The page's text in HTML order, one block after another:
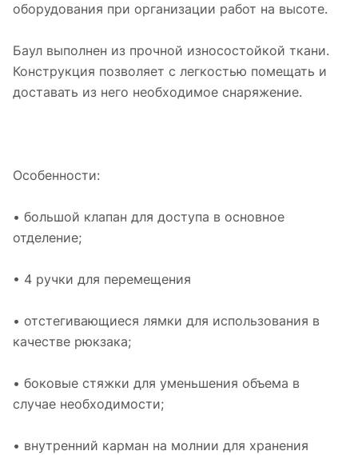
оборудования при организации работ на высоте.
Баул выполнен из прочной износостойкой ткани.
Конструкция позволяет с легкостью помещать и
доставать из него необходимое снаряжение.
Особенности:
• большой клапан для доступа в основное
отделение;
• 4 ручки для перемещения
• отстегивающиеся лямки для использования в
качестве рюкзака;
• боковые стяжки для уменьшения объема в
случае необходимости;
• внутренний карман на молнии для хранения